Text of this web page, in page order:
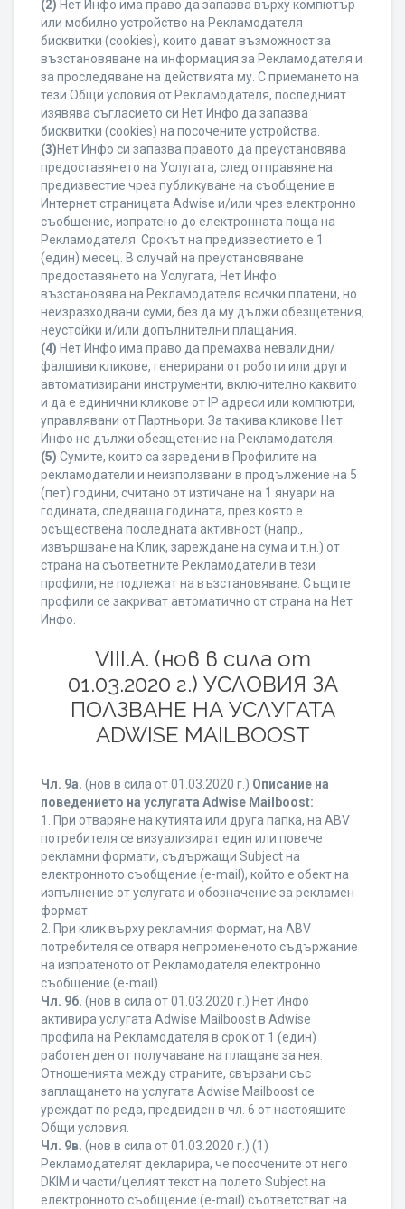
(2) Нет Инфо има право да запазва върху компютър
или мобилно устройство на Рекламодателя
бисквитки (cookies), които дават възможност за
възстановяване на информация за Рекламодателя и
за проследяване на действията му. С приемането на
тези Общи условия от Рекламодателя, последният
изявява съгласието си Нет Инфо да запазва
бисквитки (cookies) на посочените устройства.
(3)Нет Инфо си запазва правото да преустановява
предоставянето на Услугата, след отправяне на
предизвестие чрез публикуване на съобщение в
Интернет страницата Adwise и/или чрез електронно
съобщение, изпратено до електронната поща на
Рекламодателя. Срокът на предизвестието е 1
(един) месец. В случай на преустановяване
предоставянето на Услугата, Нет Инфо
възстановява на Рекламодателя всички платени, но
неизразходвани суми, без да му дължи обезщетения,
неустойки и/или допълнителни плащания.
(4) Нет Инфо има право да премахва невалидни/
фалшиви кликове, генерирани от роботи или други
автоматизирани инструменти, включително каквито
и да е единични кликове от IP адреси или компютри,
управлявани от Партньори. За такива кликове Нет
Инфо не дължи обезщетение на Рекламодателя.
(5) Сумите, които са заредени в Профилите на
рекламодатели и неизползвани в продължение на 5
(пет) години, считано от изтичане на 1 януари на
годината, следваща годината, през която е
осъществена последната активност (напр.,
извършване на Клик, зареждане на сума и т.н.) от
страна на съответните Рекламодатели в тези
профили, не подлежат на възстановяване. Същите
профили се закриват автоматично от страна на Нет
Инфо.
VIII.A. (нов в сила от
01.03.2020 г.) УСЛОВИЯ ЗА
ПОЛЗВАНЕ НА УСЛУГАТА
ADWISE MAILBOOST
Чл. 9а. (нов в сила от 01.03.2020 г.) Описание на
поведението на услугата Adwise Mailboost:
1. При отваряне на кутията или друга папка, на ABV
потребителя се визуализират един или повече
рекламни формати, съдържащи Subject на
електронното съобщение (e-mail), който е обект на
изпълнение от услугата и обозначение за рекламен
формат.
2. При клик върху рекламния формат, на ABV
потребителя се отваря непромененото съдържание
на изпратеното от Рекламодателя електронно
съобщение (e-mail).
Чл. 9б. (нов в сила от 01.03.2020 г.) Нет Инфо
активира услугата Adwise Mailboost в Adwise
профила на Рекламодателя в срок от 1 (един)
работен ден от получаване на плащане за нея.
Отношенията между страните, свързани със
заплащането на услугата Adwise Mailboost се
уреждат по реда, предвиден в чл. 6 от настоящите
Общи условия.
Чл. 9в. (нов в сила от 01.03.2020 г.) (1)
Рекламодателят декларира, че посочените от него
DKIM и части/целият текст на полето Subject на
електронното съобщение (e-mail) съответстват на